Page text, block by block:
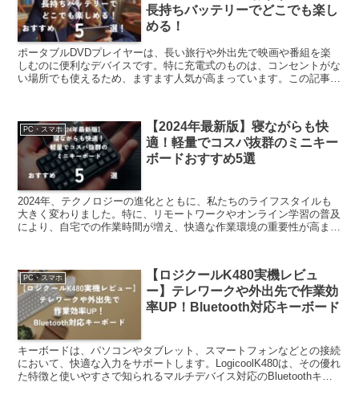
長持ちバッテリーでどこでも楽し
める！
ポータブルDVDプレイヤーは、長い旅行や外出先で映画や番組を楽
しむのに便利なデバイスです。特に充電式のものは、コンセントがな
い場所でも使えるため、ますます人気が高まっています。この記事で
PC・スマホ
【2024年最新版】寝ながらも快
適！軽量でコスパ抜群のミニキー
ボードおすすめ5選
2024年、テクノロジーの進化とともに、私たちのライフスタイルも
大きく変わりました。特に、リモートワークやオンライン学習の普及
により、自宅での作業時間が増え、快適な作業環境の重要性が高まっ
PC・スマホ
【ロジクールK480実機レビュ
ー】テレワークや外出先で作業効
率UP！Bluetooth対応キーボード
キーボードは、パソコンやタブレット、スマートフォンなどとの接続
において、快適な入力をサポートします。LogicoolK480は、その優れ
た特徴と使いやすさで知られるマルチデバイス対応のBluetoothキー